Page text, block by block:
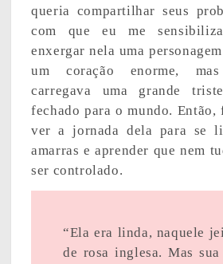
queria compartilhar seus
com que eu me
enxergar nela uma
um coração enorme,
carregava uma grande
fechado para o mundo.
ver a jornada dela para se
amarras e aprender que nem
ser controlado.
“Ela era linda, naquele
de rosa inglesa. Mas sua